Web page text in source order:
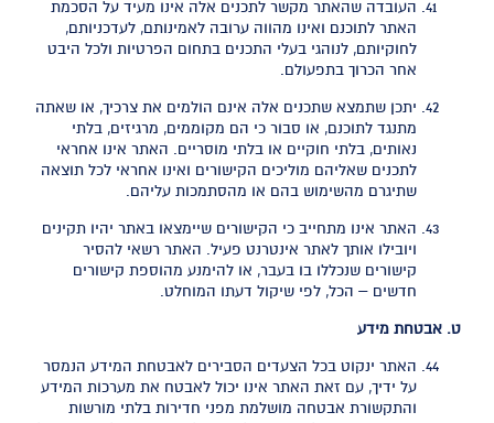
העובדה שהאתר מקשר לתכנים אלה אינו מעיד על הסכמת
האתר לתוכנם ואינו מהווה ערובה לאמינותם, לעדכניותם,
לחוקיותם, לנוהגי בעלי התכנים בתחום הפרטיות ולכל היבט
אחר הכרוך בתפעולם.
יתכן שתמצא שתכנים אלה אינם הולמים את צרכיך, או שאתה
מתנגד לתוכנם, או סבור כי הם מקוממים, מרגיזים, בלתי
נאותים, בלתי חוקיים או בלתי מוסריים. האתר אינו אחראי
לתכנים שאליהם מוליכים הקישורים ואינו אחראי לכל תוצאה
שתיגרם מהשימוש בהם או מהסתמכות עליהם.
האתר אינו מתחייב כי הקישורים שיימצאו באתר יהיו תקינים
ויובילו אותך לאתר אינטרנט פעיל. האתר רשאי להסיר
קישורים שנכללו בו בעבר, או להימנע מהוספת קישורים
חדשים – הכל, לפי שיקול דעתו המוחלט.
ט. אבטחת מידע
האתר ינקוט בכל הצעדים הסבירים לאבטחת המידע הנמסר
על ידיך, עם זאת האתר אינו יכול לאבטח את מערכות המידע
והתקשורת אבטחה מושלמת מפני חדירות בלתי מורשות